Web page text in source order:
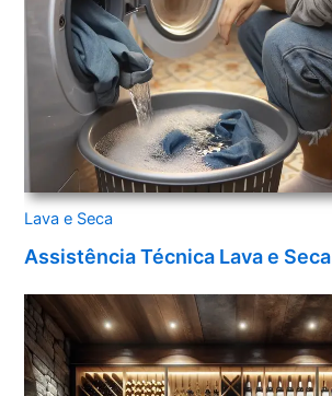
Lava e Seca
Assistência Técnica Lava e Seca